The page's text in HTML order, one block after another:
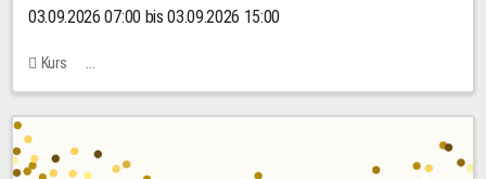
03.09.2026 07:00 bis 03.09.2026 15:00
Kurs
Bachstraße 18k - SR 102 (Seminarraum Servicestelle LehreLernen)